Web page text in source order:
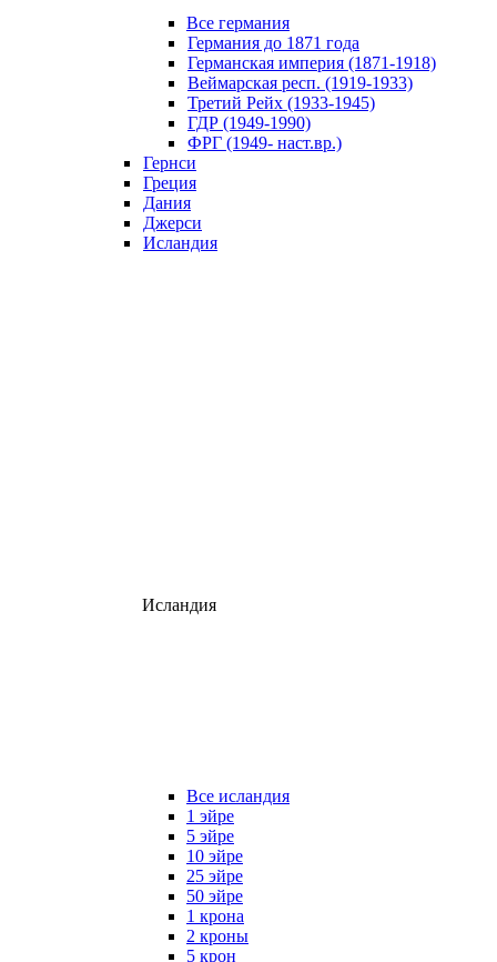
Все германия
Германия до 1871 года
Германская империя (1871-1918)
Веймарская респ. (1919-1933)
Третий Рейх (1933-1945)
ГДР (1949-1990)
ФРГ (1949- наст.вр.)
Гернси
Греция
Дания
Джерси
Исландия
Исландия
Все исландия
1 эйре
5 эйре
10 эйре
25 эйре
50 эйре
1 крона
2 кроны
5 крон